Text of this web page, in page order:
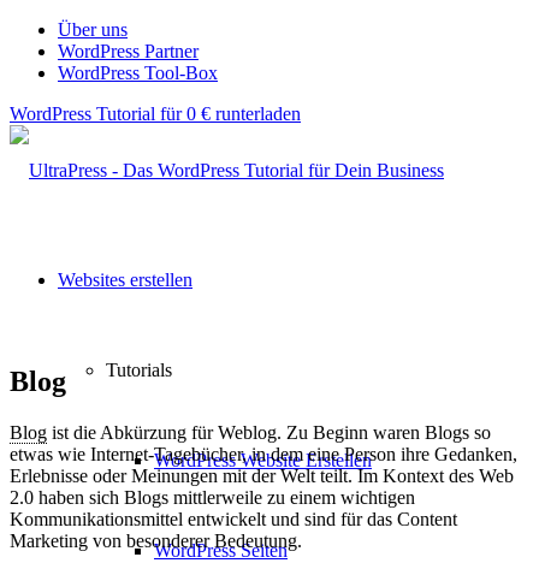
Über uns
WordPress Partner
WordPress Tool-Box
WordPress Tutorial für 0 € runterladen
Websites erstellen
Tutorials
WordPress Website Erstellen
WordPress Seiten
Blog
Blog ist die Abkürzung für Weblog. Zu Beginn waren Blogs so
etwas wie Internet-Tagebücher, in dem eine Person ihre Gedanken,
Erlebnisse oder Meinungen mit der Welt teilt. Im Kontext des Web
2.0 haben sich Blogs mittlerweile zu einem wichtigen
Kommunikationsmittel entwickelt und sind für das Content
Marketing von besonderer Bedeutung.